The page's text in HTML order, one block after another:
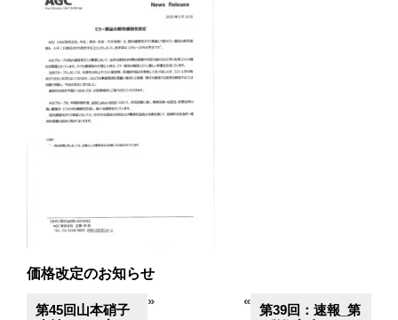
価格改定のお知らせ
第45回山本硝子
» «
第39回：速報_第